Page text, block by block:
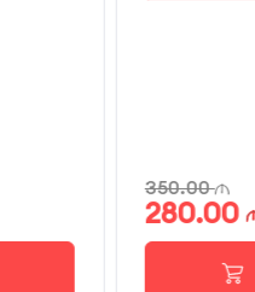
350.00
280.00